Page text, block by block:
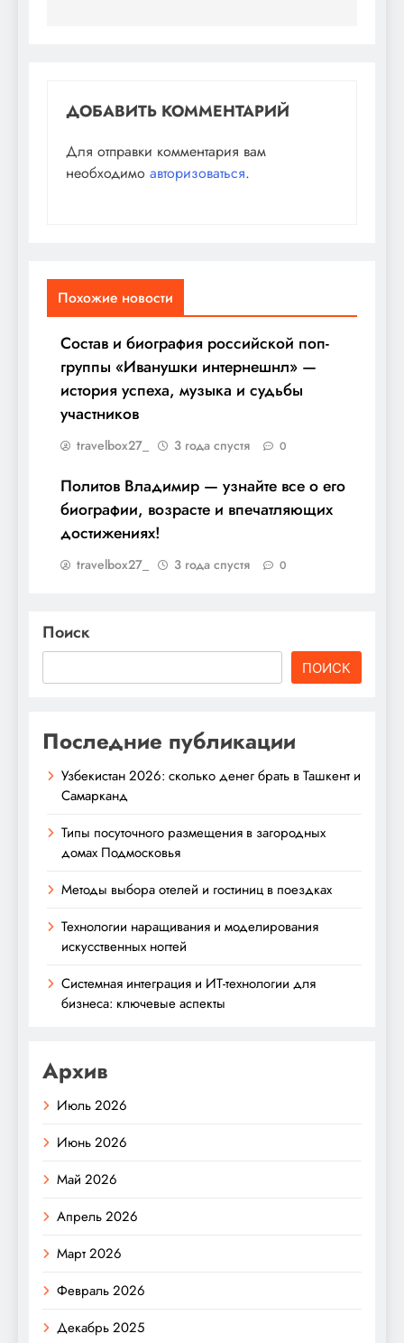
ДОБАВИТЬ КОММЕНТАРИЙ
Для отправки комментария вам
необходимо авторизоваться.
Похожие новости
Состав и биография российской поп-
группы «Иванушки интернешнл» —
история успеха, музыка и судьбы
участников
travelbox27_ 3 года спустя 0
Политов Владимир — узнайте все о его
биографии, возрасте и впечатляющих
достижениях!
travelbox27_ 3 года спустя 0
Поиск
ПОИСК
Последние публикации
Узбекистан 2026: сколько денег брать в Ташкент и
Самарканд
Типы посуточного размещения в загородных
домах Подмосковья
Методы выбора отелей и гостиниц в поездках
Технологии наращивания и моделирования
искусственных ногтей
Системная интеграция и ИТ-технологии для
бизнеса: ключевые аспекты
Архив
Июль 2026
Июнь 2026
Май 2026
Апрель 2026
Март 2026
Февраль 2026
Декабрь 2025